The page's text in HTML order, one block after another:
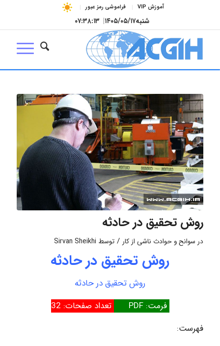
آموزش VIP فراموشی رمز عبور
شنبه۱۴۰۵/۰۵/۱۷| ۰۷:۳۸:۱۴
روش تحقیق در حادثه
در سوانح و حوادث ناشی از کار / توسط Sirvan Sheikhi
روش تحقیق در حادثه
روش تحقیق در حادثه
فرمت: PDF
تعداد صفحات: 32
فهرست: